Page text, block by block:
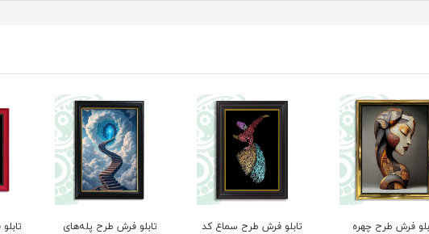
فرش طرح چهره
تابلو فرش طرح سماع کد
تابلو فرش طرح پله‌های